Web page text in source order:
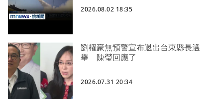
2026.08.02 18:35
劉櫂豪無預警宣布退出台東縣長選
舉 陳瑩回應了
2026.07.31 20:34